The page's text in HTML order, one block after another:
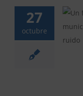
27
octubre
autorización
de quejas